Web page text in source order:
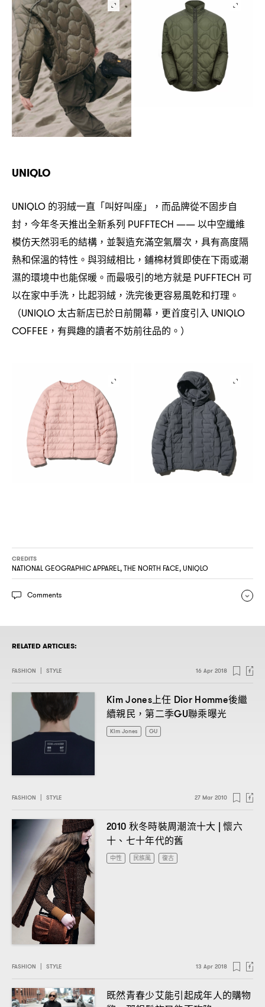
UNIQLO
UNIQLO 的羽絨一直「叫好叫座」 ， 而品牌從不固步自
封 ， 今年冬天推出全新系列 PUFFTECH ——以中空纖維
模仿天然羽毛的結構 ， 並製造充滿空氣層次 ， 具有高度隔
熱和保溫的特性。與羽絨相比 ， 鋪棉材質即使在下雨或潮
濕的環境中也能保暖。而最吸引的地方就是 PUFFTECH 可
以在家中手洗 ， 比起羽絨 ， 洗完後更容易風乾和打理。
（UNIQLO 太古新店已於日前開幕 ， 更首度引入 UNIQLO
COFFEE， 有興趣的讀者不妨前往品的。 ）
CREDITS
NATIONAL GEOGRAPHIC APPAREL, THE NORTH FACE, UNIQLO
Comments
RELATED ARTICLES:
FASHION STYLE 16 Apr 2018
Kim Jones上任 Dior Homme後繼
續親民， 第二季GU聯乘曝光
Kim Jones GU
FASHION STYLE 27 Mar 2010
2010 秋冬時裝周潮流十大 |懷六
十、七十年代的舊
中性 民族風 復古
FASHION | STYLE 13 Apr 2018
既然青春少艾能引起成年人的購物